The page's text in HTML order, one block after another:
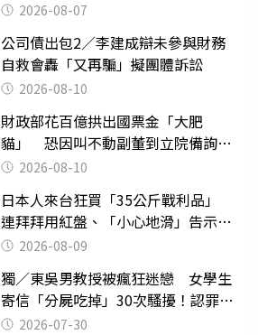
2026-08-07
公司債出包2／李建成辯未參與財務
自救會轟「又再騙」擬團體訴訟
2026-08-10
財政部花百億拱出國票金「大肥
貓」 恐因叫不動副董到立院備詢惹
議 2026-08-10
日本人來台狂買「35公斤戰利品」
連拜拜用紅盤、「小心地滑」告示牌
也帶回家
2026-08-09
獨／東吳男教授被瘋狂迷戀 女學生
寄信「分屍吃掉」30次騷擾！認罪免
關 2026-07-30